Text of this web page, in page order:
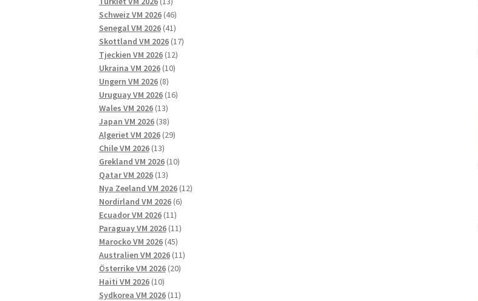
produkter
Schweiz VM 2026 4646
produkter
Senegal VM 2026 4141
produkter
Skottland VM 2026 1717
Tjeckien VM 2026 1212
produkter
Ukraina VM 2026 1010
Ungern VM 2026 88
produkter
Uruguay VM 2026 1616
Wales VM 2026 1313
produkter
Japan VM 2026 3838
produkter
Algeriet VM 2026 2929
Chile VM 2026 1313
produkter
Grekland VM 2026 1010
Qatar VM 2026 1313
produkter
Nya Zeeland VM 2026 1212
Nordirland VM 2026 66
Ecuador VM 2026 1111
produkter
Paraguay VM 2026 1111
Marocko VM 2026 4545
produkter
Australien VM 2026 1111
Österrike VM 2026 2020
Haiti VM 2026 1010
produkter
Sydkorea VM 2026 1111